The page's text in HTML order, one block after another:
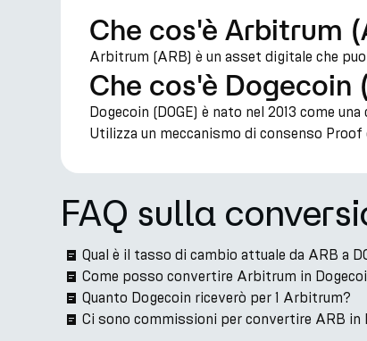
Che cos'è Arbitrum
Arbitrum (ARB) è un asset digitale che
Che cos'è Dogecoin
Dogecoin (DOGE) è nato nel 2013 come
Utilizza un meccanismo di consenso
FAQ sulla
Qual è il tasso di cambio attuale da ARB a
Come posso convertire Arbitrum in
Quanto Dogecoin riceverò per 1 Arbitrum?
Ci sono commissioni per convertire ARB in